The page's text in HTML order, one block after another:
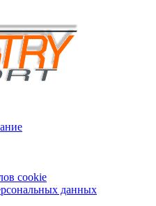
cookie
данных